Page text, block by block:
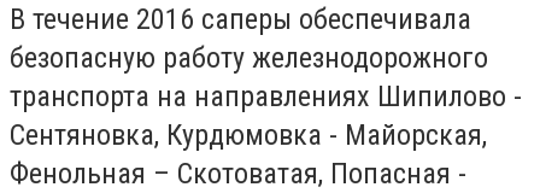
В течение 2016 саперы обеспечивала
безопасную работу железнодорожного
транспорта на направлениях Шипилово -
Сентяновка, Курдюмовка - Майорская,
Фенольная – Скотоватая, Попасная -